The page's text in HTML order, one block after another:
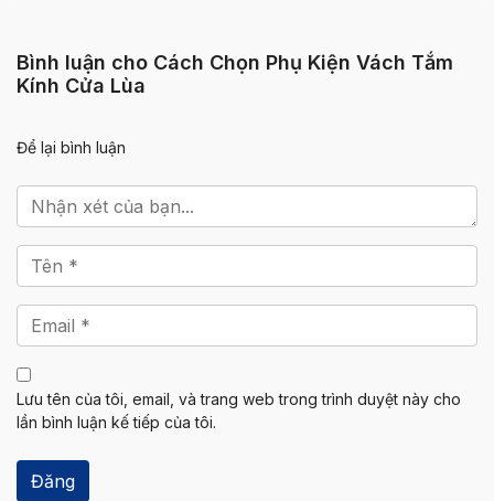
Bình luận cho Cách Chọn Phụ Kiện Vách Tắm
Kính Cửa Lùa
Để lại bình luận
Lưu tên của tôi, email, và trang web trong trình duyệt này cho
lần bình luận kế tiếp của tôi.